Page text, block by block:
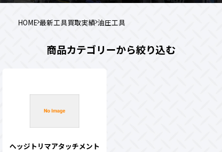
HOME 最新工具買取実績 油圧工具
商品カテゴリーから絞り込む
ヘッジトリマアタッチメント